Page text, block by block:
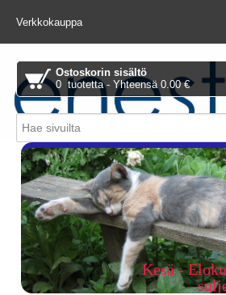
Verkkokauppa
Ostoskorin sisältö
0 tuotetta - Yhteensä 0.00 €
Piitie 1 A,
Kesä -